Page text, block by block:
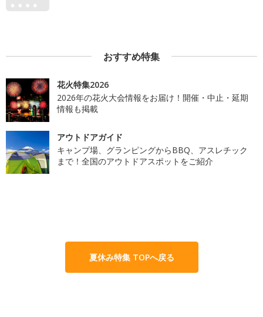
おすすめ特集
花火特集2026
2026年の花火大会情報をお届け！開催・中止・延期
情報も掲載
アウトドアガイド
キャンプ場、グランピングからBBQ、アスレチック
まで！全国のアウトドアスポットをご紹介
夏休み特集 TOPへ戻る